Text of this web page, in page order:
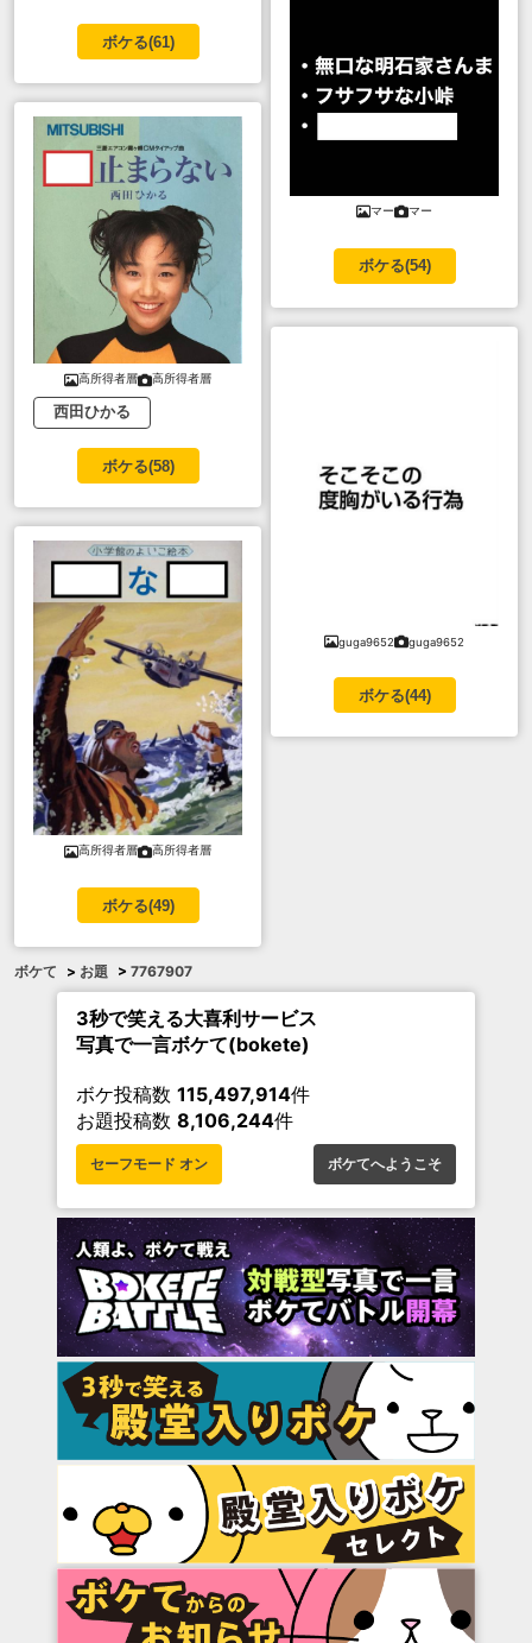
ボケる(61)
高所得者層 高所得者層
西田ひかる
ボケる(58)
高所得者層 高所得者層
ボケる(49)
マー マー
ボケる(54)
guga9652 guga9652
ボケる(44)
ボケて > お題 > 7767907
3秒で笑える大喜利サービス
写真で一言ボケて(bokete)
ボケ投稿数 115,497,914件
お題投稿数 8,106,244件
セーフモード オン ボケてへようこそ